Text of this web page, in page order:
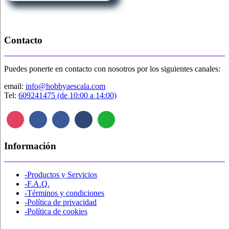
Las
en
la
página
de
producto
Contacto
Puedes ponerte en contacto con nosotros por los siguientes canales:
email: info@hobbyaescala.com
Tel: 609241475 (de 10:00 a 14:00)
Información
-Productos y Servicios
-F.A.Q.
-Términos y condiciones
-Política de privacidad
-Política de cookies